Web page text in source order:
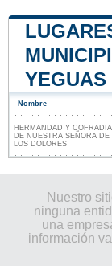
YEGUAS
Nombre
HERMANDAD Y COFRADIA
DE NUESTRA SEÑORA DE
LOS DOLORES
Nuestro
ninguna
una
información